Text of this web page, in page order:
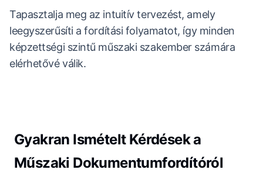
Tapasztalja meg az intuitív tervezést, amely
leegyszerűsíti a fordítási folyamatot, így minden
képzettségi szintű műszaki szakember számára
elérhetővé válik.
Gyakran Ismételt Kérdések a
Műszaki Dokumentumfordítóról